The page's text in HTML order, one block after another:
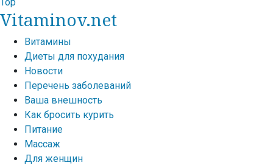
Vitaminov.net
Витамины
Диеты для похудания
Новости
Перечень заболеваний
Ваша внешность
Как бросить курить
Питание
Массаж
Для женщин